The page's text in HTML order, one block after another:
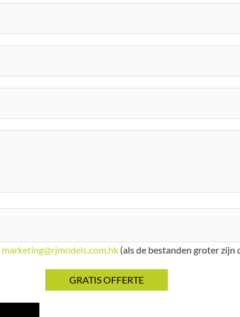
marketing@rjmodels.com.hk (als de bestanden groter zijn